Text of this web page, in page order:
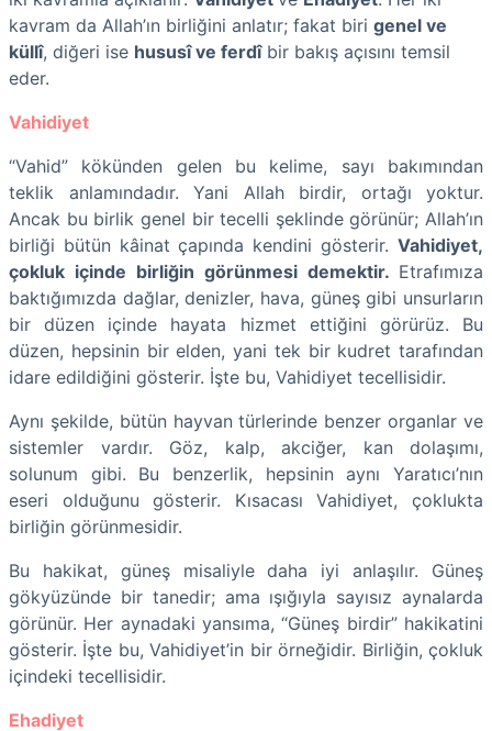
kavram da Allah’ın birliğini anlatır; fakat biri genel ve
küllî, diğeri ise hususî ve ferdîbir bakış açısını temsil
eder.
Vahidiyet
“Vahid” kökünden gelen bu kelime, sayı bakımından
teklik anlamındadır. Yani Allah birdir, ortağı yoktur.
Ancak bu birlik genel bir tecelli şeklinde görünür; Allah’ın
birliği bütün kâinat çapında kendini gösterir. Vahidiyet,
çokluk içinde birliğin görünmesi demektir. Etrafımıza
baktığımızda dağlar, denizler, hava, güneş gibi unsurların
bir düzen içinde hayata hizmet ettiğini görürüz. Bu
düzen, hepsinin bir elden, yani tek bir kudret tarafından
idare edildiğini gösterir. İşte bu, Vahidiyet tecellisidir.
Aynı şekilde, bütün hayvan türlerinde benzer organlar ve
sistemler vardır. Göz, kalp, akciğer, kan dolaşımı,
solunum gibi. Bu benzerlik, hepsinin aynı Yaratıcı’nın
eseri olduğunu gösterir. Kısacası Vahidiyet, çoklukta
birliğin görünmesidir.
Bu hakikat, güneş misaliyle daha iyi anlaşılır. Güneş
gökyüzünde bir tanedir; ama ışığıyla sayısız aynalarda
görünür. Her aynadaki yansıma, “Güneş birdir” hakikatini
gösterir. İşte bu, Vahidiyet’in bir örneğidir. Birliğin, çokluk
içindeki tecellisidir.
Ehadiyet